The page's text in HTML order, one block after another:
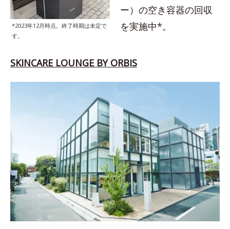
*2023年12月時点。終了時期は未定で
す。
ー）の空き容器の回収
を実施中*。
SKINCARE LOUNGE BY ORBIS